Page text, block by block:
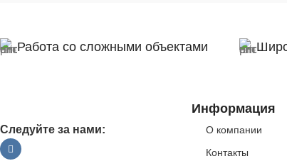
Работа со сложными объектами
Следуйте за нами:
Информация
О компании
Контакты